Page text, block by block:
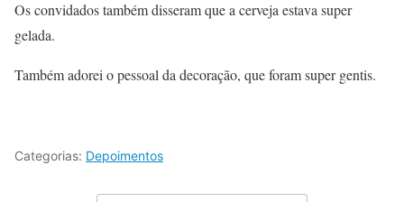
Os convidados também disseram que a cerveja estava super
gelada.
Também adorei o pessoal da decoração, que foram super gentis.
Categorias: Depoimentos